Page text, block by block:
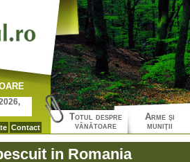
Contact
Totul despre
vânătoare
Arme şi
muniţii
in Romania